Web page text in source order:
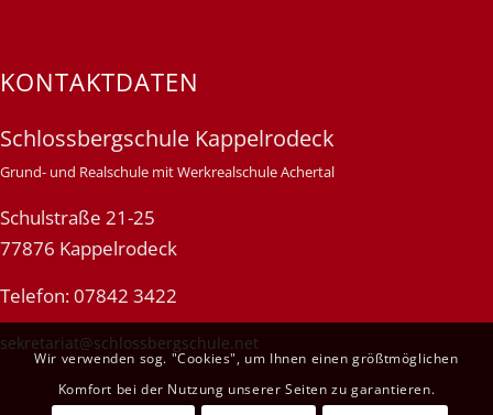
KONTAKTDATEN
Schlossbergschule Kappelrodeck
Grund- und Realschule mit Werkrealschule Achertal
Schulstraße 21-25
77876 Kappelrodeck
Telefon: 07842 3422
sekretariat@schlossbergschule.net
Wir verwenden sog. "Cookies", um Ihnen einen größtmöglichen
Komfort bei der Nutzung unserer Seiten zu garantieren.